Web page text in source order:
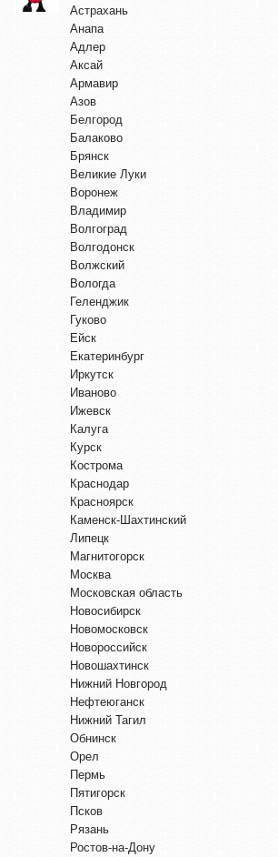
Астрахань
Анапа
Адлер
Аксай
Армавир
Азов
Белгород
Балаково
Брянск
Великие Луки
Воронеж
Владимир
Волгоград
Волгодонск
Волжский
Вологда
Геленджик
Гуково
Ейск
Екатеринбург
Иркутск
Иваново
Ижевск
Калуга
Курск
Кострома
Краснодар
Красноярск
Каменск-Шахтинский
Липецк
Магнитогорск
Москва
Московская область
Новосибирск
Новомосковск
Новороссийск
Новошахтинск
Нижний Новгород
Нефтеюганск
Нижний Тагил
Обнинск
Орел
Пермь
Пятигорск
Псков
Рязань
Ростов-на-Дону